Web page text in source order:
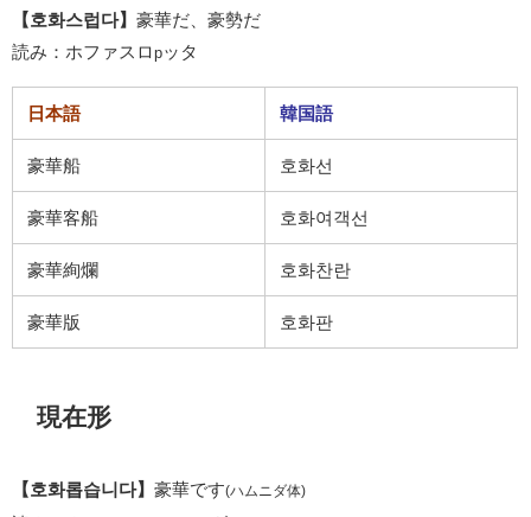
【호화스럽다】 豪華だ、豪勢だ
読み：ホファスロpッタ
日本語 韓国語
豪華船 호화선
豪華客船 호화여객선
豪華絢爛 호화찬란
豪華版 호화판
現在形
【호화롭습니다】 豪華です(ハムニダ体)